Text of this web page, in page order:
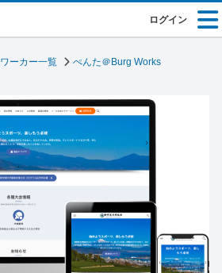
ログイン
ワーカー一覧 ぺんた＠Burg Works